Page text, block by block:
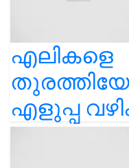
എലികളെ
എളുപ്പ